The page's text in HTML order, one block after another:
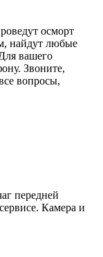
осморт
найдут любые
вашего
Звоните,
вопросы,
передней
Камера и